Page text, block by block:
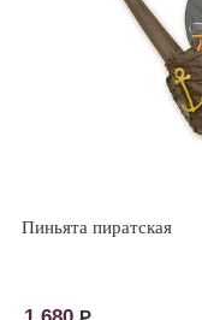
Пиньята пиратская